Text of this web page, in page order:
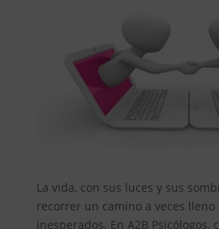
La vida, con sus luces y sus
recorrer un camino a veces lleno
inesperados. En A2B Psicólogos,